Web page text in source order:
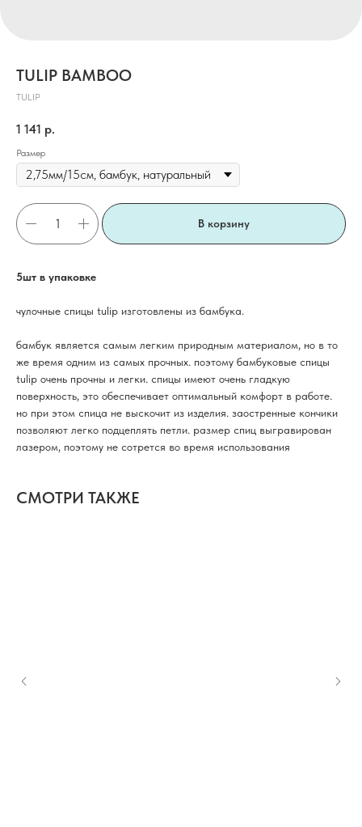
TULIP BAMBOO
TULIP
1 141 р.
Размер
В корзину
5шт в упаковке
чулочные спицы tulip изготовлены из бамбука.
бамбук является самым легким природным материалом, но в то
же время одним из самых прочных. поэтому бамбуковые спицы
tulip очень прочны и легки. спицы имеют очень гладкую
поверхность, это обеспечивает оптимальный комфорт в работе.
но при этом спица не выскочит из изделия. заостренные кончики
позволяют легко подцеплять петли. размер спиц выгравирован
лазером, поэтому не сотрется во время использования
СМОТРИ ТАКЖЕ